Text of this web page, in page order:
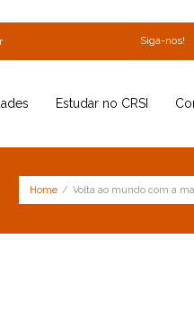
Siga-nos!
Estudar no CRSI
Home / Volta ao mundo com a